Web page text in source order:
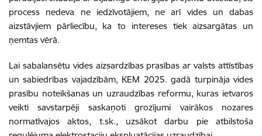
process nedeva ne iedzīvotājiem, ne arī vides un dabas
aizstāvjiem pārliecību, ka to intereses tiek aizsargātas un
ņemtas vērā.
Lai sabalansētu vides aizsardzības prasības ar valsts attīstības
un sabiedrības vajadzībām, KEM 2025. gadā turpināja vides
prasību noteikšanas un uzraudzības reformu, kuras ietvaros
veikti savstarpēji saskaņoti grozījumi vairākos nozares
normatīvajos aktos, t.sk., uzsākot darbu pie atbilstoša